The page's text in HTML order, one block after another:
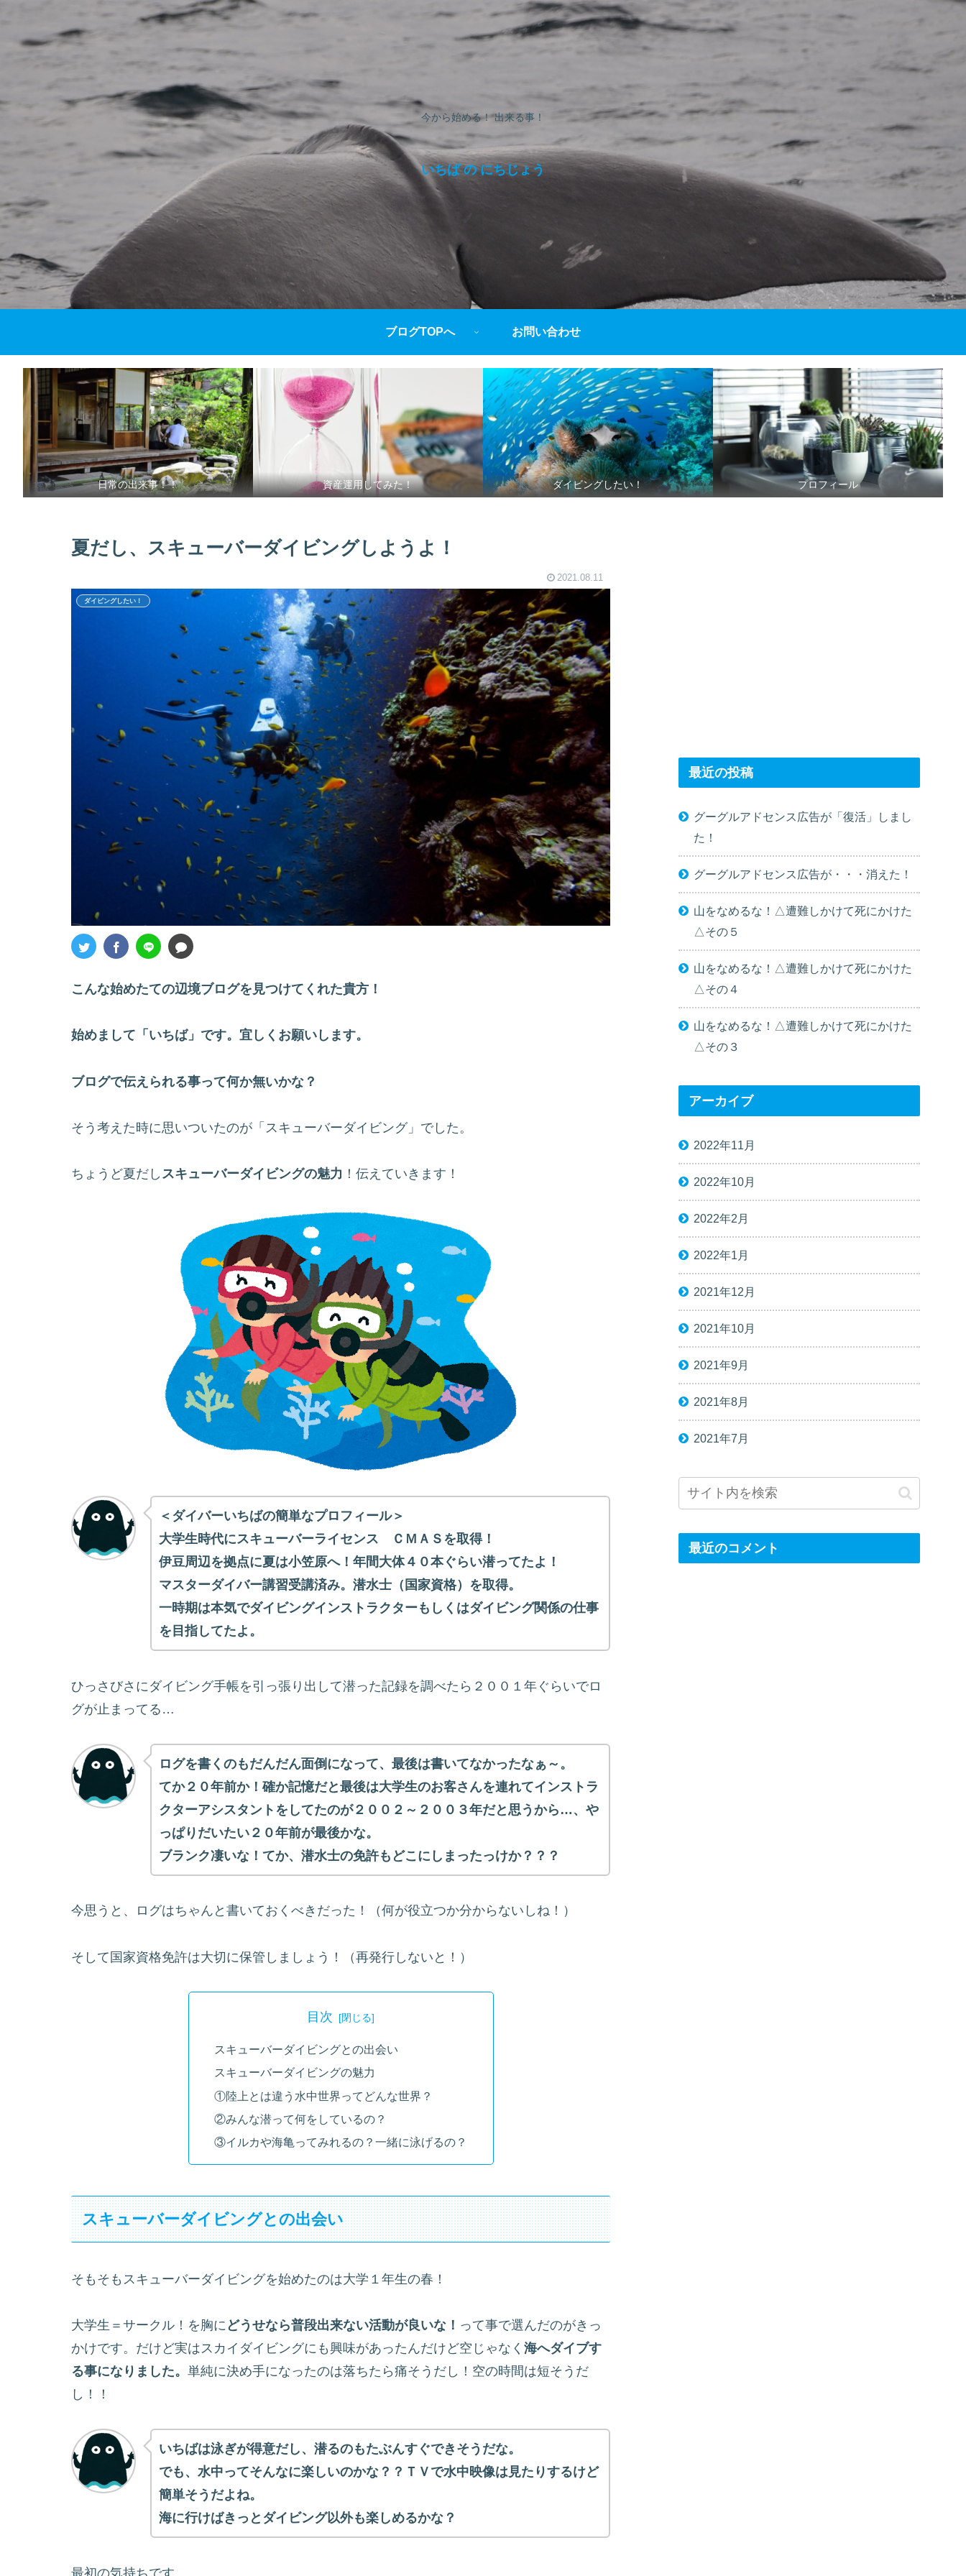
今から始める！ 出来る事！
いちば の にちじょう
ブログTOPへ お問い合わせ
日常の出来事！！ 資産運用してみた！ ダイビングしたい！ プロフィール
夏だし、スキューバーダイビングしようよ！
2021.08.11
ダイビングしたい！
こんな始めたての辺境ブログを見つけてくれた貴方！
始めまして「いちば」です。宜しくお願いします。
ブログで伝えられる事って何か無いかな？
そう考えた時に思いついたのが「スキューバーダイビング」でした。
ちょうど夏だし スキューバーダイビングの魅力 ！伝えていきます！
＜ダイバーいちばの簡単なプロフィール＞
大学生時代にスキューバーライセンス ＣＭＡＳを取得！
伊豆周辺を拠点に夏は小笠原へ！年間大体４０本ぐらい潜ってたよ！
マスターダイバー講習受講済み。潜水士（国家資格）を取得。
一時期は本気でダイビングインストラクターもしくはダイビング関係の仕事
を目指してたよ。
ひっさびさにダイビング手帳を引っ張り出して潜った記録を調べたら２００１年ぐらいでロ
グが止まってる…
ログを書くのもだんだん面倒になって、最後は書いてなかったなぁ～。
てか２０年前か！確か記憶だと最後は大学生のお客さんを連れてインストラ
クターアシスタントをしてたのが２００２～２００３年だと思うから…、や
っぱりだいたい２０年前が最後かな。
ブランク凄いな！てか、潜水士の免許もどこにしまったっけか？？？
今思うと、ログはちゃんと書いておくべきだった！（何が役立つか分からないしね！）
そして国家資格免許は大切に保管しましょう！（再発行しないと！）
目次
スキューバーダイビングとの出会い
スキューバーダイビングの魅力
①陸上とは違う水中世界ってどんな世界？
②みんな潜って何をしているの？
③イルカや海亀ってみれるの？一緒に泳げるの？
スキューバーダイビングとの出会い
そもそもスキューバーダイビングを始めたのは大学１年生の春！
大学生＝サークル！を胸に どうせなら普段出来ない活動が良いな！ って事で選んだのがきっ
かけです。だけど実はスカイダイビングにも興味があったんだけど空じゃなく 海へダイブす
る事になりました。 単純に決め手になったのは落ちたら痛そうだし！空の時間は短そうだ
し！！
いちばは泳ぎが得意だし、潜るのもたぶんすぐできそうだな。
でも、水中ってそんなに楽しいのかな？？ＴＶで水中映像は見たりするけど
簡単そうだよね。
海に行けばきっとダイビング以外も楽しめるかな？
最初の気持ちです。
最近の投稿
グーグルアドセンス広告が「復活」しまし
た！
グーグルアドセンス広告が・・・消えた！
山をなめるな！△遭難しかけて死にかけた
△その５
山をなめるな！△遭難しかけて死にかけた
△その４
山をなめるな！△遭難しかけて死にかけた
△その３
アーカイブ
2022年11月
2022年10月
2022年2月
2022年1月
2021年12月
2021年10月
2021年9月
2021年8月
2021年7月
最近のコメント